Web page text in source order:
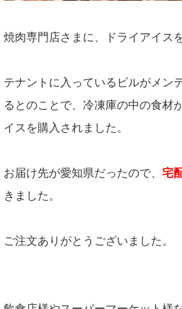
焼肉専門店さまに、ドライアイス
テナントに入っているビルがメン
るとのことで、冷凍庫の中の食材
イスを購入されました。
お届け先が愛知県だったので、 宅
きました。
ご注文ありがとうございました。